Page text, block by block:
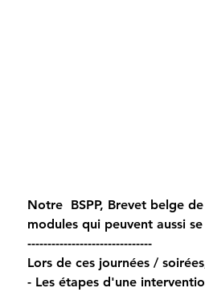
Notre  BSPP, Brevet belge
modules qui peuvent aussi
-------------------------------
Lors de ces journées /
- Les étapes d'une